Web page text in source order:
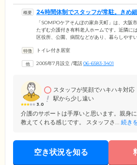
24時間体制でスタッフが常駐。きめ
届けします
「SOMPOケアそんぽの家弁天町」は、大阪
たずむ介護付き有料老人ホームです。近隣に
区役所、公園、病院などがあり、暮らしやす
浴、排せつ介助など日常生活のサポートを行
康面に不安がある方も安心してお過ごしいた
談ください。
トイレ付き居室
2005年7月設立 /電話06-6583-3401
3.0
スタッフが笑顔でハキハキ対応
駅から少し遠い
介護のサポートは手厚いと思います。親身
教えてくれる感じです。 スタッフさ... 続き
空き状況を知る